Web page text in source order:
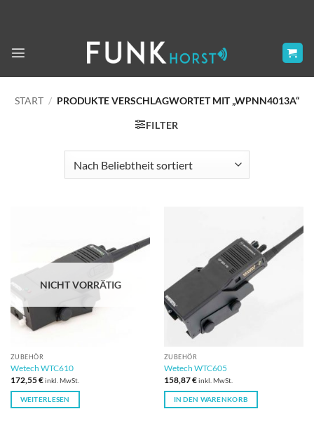
START / PRODUKTE VERSCHLAGWORTET MIT „WPNN4013A“
FILTER
NICHT VORRÄTIG
ZUBEHÖR
Wetech WTC610
172,55€inkl. MwSt.
WEITERLESEN
ZUBEHÖR
Wetech WTC605
158,87€inkl. MwSt.
IN DEN WARENKORB